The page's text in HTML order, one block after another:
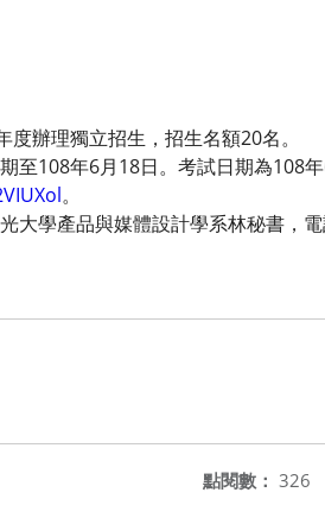
辦理獨立招生，招生名額20名。
至108年6月18日。考試日期為108年
。
大學產品與媒體設計學系林秘書，
點閱數： 326